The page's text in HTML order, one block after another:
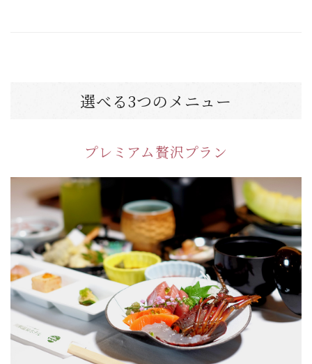
選べる3つのメニュー
プレミアム贅沢プラン